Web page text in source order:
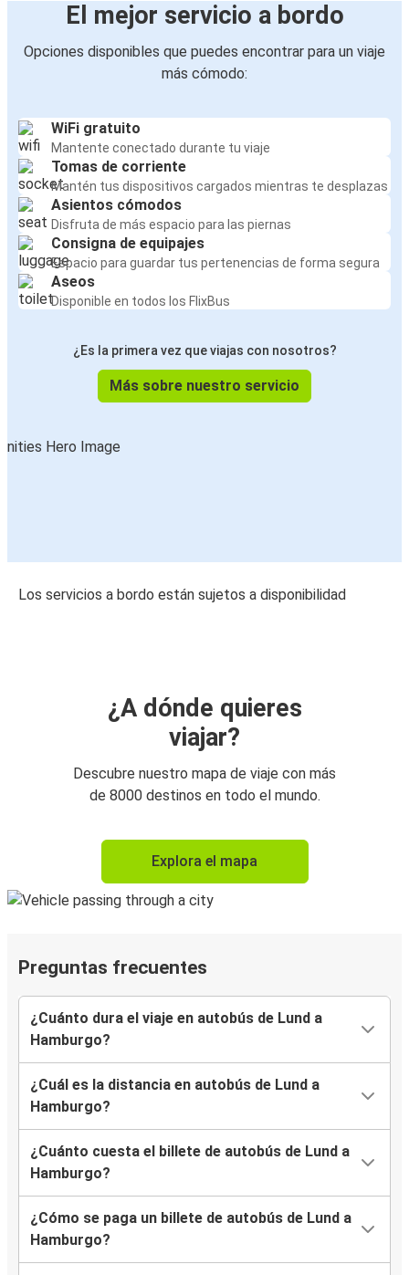
El mejor servicio a bordo
Opciones disponibles que puedes encontrar para un viaje
más cómodo:
WiFi gratuito
Mantente conectado durante tu viaje
Tomas de corriente
Mantén tus dispositivos cargados mientras te desplazas
Asientos cómodos
Disfruta de más espacio para las piernas
Consigna de equipajes
Espacio para guardar tus pertenencias de forma segura
Aseos
Disponible en todos los FlixBus
¿Es la primera vez que viajas con nosotros?
Más sobre nuestro servicio
Los servicios a bordo están sujetos a disponibilidad
¿A dónde quieres
viajar?
Descubre nuestro mapa de viaje con más
de 8000 destinos en todo el mundo.
Explora el mapa
Preguntas frecuentes
¿Cuánto dura el viaje en autobús de Lund a
Hamburgo?
¿Cuál es la distancia en autobús de Lund a
Hamburgo?
¿Cuánto cuesta el billete de autobús de Lund a
Hamburgo?
¿Cómo se paga un billete de autobús de Lund a
Hamburgo?